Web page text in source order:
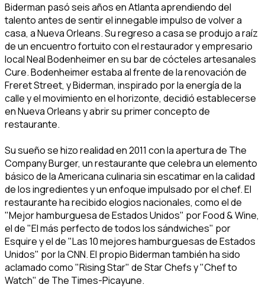
Biderman pasó seis años en Atlanta aprendiendo del
talento antes de sentir el innegable impulso de volver a
casa, a Nueva Orleans. Su regreso a casa se produjo a raíz
de un encuentro fortuito con el restaurador y empresario
local Neal Bodenheimer en su bar de cócteles artesanales
Cure. Bodenheimer estaba al frente de la renovación de
Freret Street, y Biderman, inspirado por la energía de la
calle y el movimiento en el horizonte, decidió establecerse
en Nueva Orleans y abrir su primer concepto de
restaurante.
Su sueño se hizo realidad en 2011 con la apertura de The
Company Burger, un restaurante que celebra un elemento
básico de la Americana culinaria sin escatimar en la calidad
de los ingredientes y un enfoque impulsado por el chef. El
restaurante ha recibido elogios nacionales, como el de
"Mejor hamburguesa de Estados Unidos" por Food & Wine,
el de "El más perfecto de todos los sándwiches" por
Esquire y el de "Las 10 mejores hamburguesas de Estados
Unidos" por la CNN. El propio Biderman también ha sido
aclamado como "Rising Star" de Star Chefs y "Chef to
Watch" de The Times-Picayune.